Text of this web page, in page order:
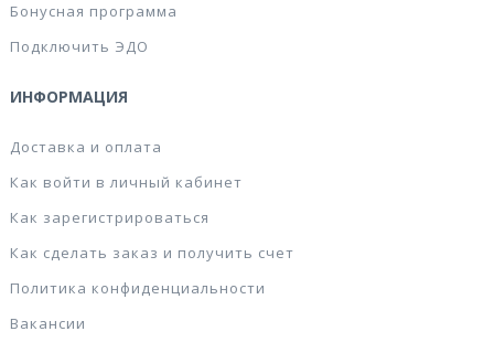
Бонусная программа
Подключить ЭДО
ИНФОРМАЦИЯ
Доставка и оплата
Как войти в личный кабинет
Как зарегистрироваться
Как сделать заказ и получить счет
Политика конфиденциальности
Вакансии